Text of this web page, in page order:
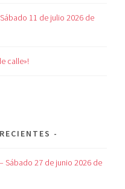
11 de julio 2026 de
calle»!
Sábado 27 de junio 2026 de